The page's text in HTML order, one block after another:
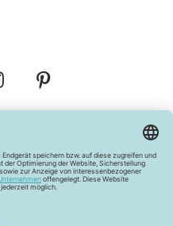
Vertrag widerrufen